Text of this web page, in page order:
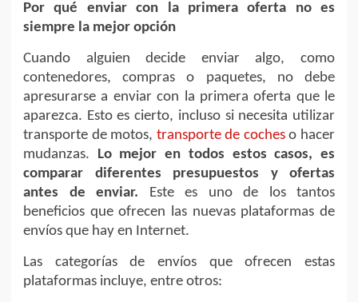
Por qué enviar con la primera oferta no es
siempre la mejor opción
Cuando alguien decide enviar algo, como
contenedores, compras o paquetes, no debe
apresurarse a enviar con la primera oferta que le
aparezca. Esto es cierto, incluso si necesita utilizar
transporte de motos, transporte de cocheso hacer
mudanzas. Lo mejor en todos estos casos, es
comparar diferentes presupuestos y ofertas
antes de enviar. Este es uno de los tantos
beneficios que ofrecen las nuevas plataformas de
envíos que hay en Internet.
Las categorías de envíos que ofrecen estas
plataformas incluye, entre otros: